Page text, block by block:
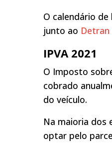
O calendário
junto ao Detran
IPVA 2021
O Imposto
cobrado
do veículo.
Na maioria dos
optar pelo